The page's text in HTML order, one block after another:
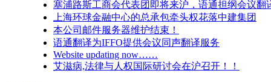
塞浦路斯工商会代表团即将来沪，语通担纲会议翻
上海环球金融中心的总承包牵头权花落中建集团
本公司邮件服务器维护结束！
语通翻译为IFFO提供会议同声翻译服务
Website updating now……
艾滋病,法律与人权国际研讨会在沪召开！！